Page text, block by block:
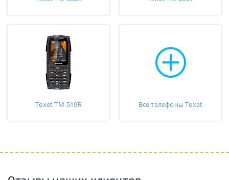
Texet TM-519R Все телефоны Texet